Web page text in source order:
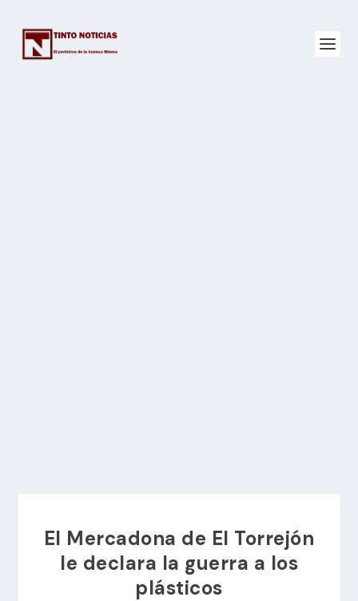
El Mercadona de El Torrejón
le declara la guerra a los
plásticos